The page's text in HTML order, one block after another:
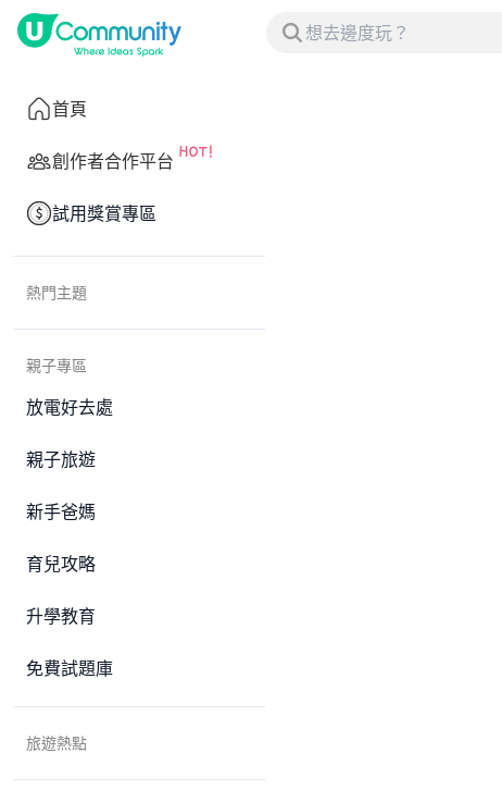
首頁
創作者合作平台
試用獎賞專區
熱門主題
親子專區
放電好去處
親子旅遊
新手爸媽
育兒攻略
升學教育
免費試題庫
旅遊熱點